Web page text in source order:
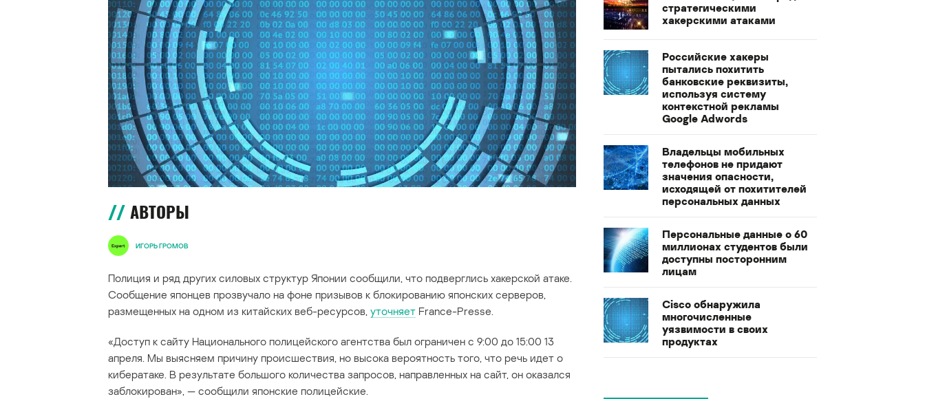
АВТОРЫ
ИГОРЬ ГРОМОВ
Полиция и ряд других силовых структур Японии сообщили, что подверглись хакерской атаке.
Сообщение японцев прозвучало на фоне призывов к блокированию японских серверов,
размещенных на одном из китайских веб-ресурсов, уточняет France-Presse.
«Доступ к сайту Национального полицейского агентства был ограничен с 9:00 до 15:00 13
апреля. Мы выясняем причину происшествия, но высока вероятность того, что речь идет о
кибератаке. В результате большого количества запросов, направленных на сайт, он оказался
заблокирован», — сообщили японские полицейские.
стратегическими
хакерскими атаками
Российские хакеры
пытались похитить
банковские реквизиты,
используя систему
контекстной рекламы
Google Adwords
Владельцы мобильных
телефонов не придают
значения опасности,
исходящей от похитителей
персональных данных
Персональные данные о 60
миллионах студентов были
доступны посторонним
лицам
Cisco обнаружила
многочисленные
уязвимости в своих
продуктах